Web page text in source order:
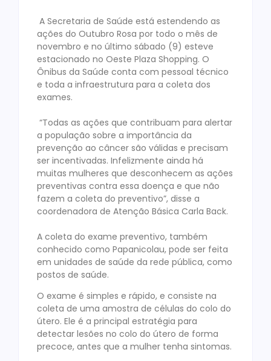
A Secretaria de Saúde está estendendo as
ações do Outubro Rosa por todo o mês de
novembro e no último sábado (9) esteve
estacionado no Oeste Plaza Shopping. O
Ônibus da Saúde conta com pessoal técnico
e toda a infraestrutura para a coleta dos
exames.
“Todas as ações que contribuam para alertar
a população sobre a importância da
prevenção ao câncer são válidas e precisam
ser incentivadas. Infelizmente ainda há
muitas mulheres que desconhecem as ações
preventivas contra essa doença e que não
fazem a coleta do preventivo”, disse a
coordenadora de Atenção Básica Carla Back.
A coleta do exame preventivo, também
conhecido como Papanicolau, pode ser feita
em unidades de saúde da rede pública, como
postos de saúde.
O exame é simples e rápido, e consiste na
coleta de uma amostra de células do colo do
útero. Ele é a principal estratégia para
detectar lesões no colo do útero de forma
precoce, antes que a mulher tenha sintomas.